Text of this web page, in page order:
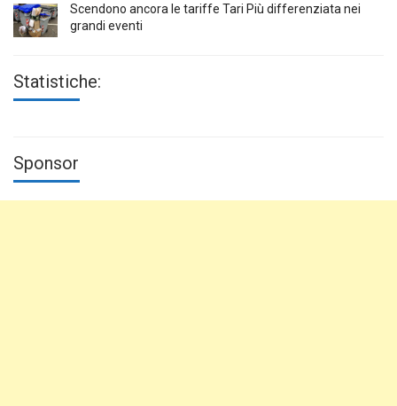
Scendono ancora le tariffe Tari Più differenziata nei
grandi eventi
Statistiche:
Sponsor